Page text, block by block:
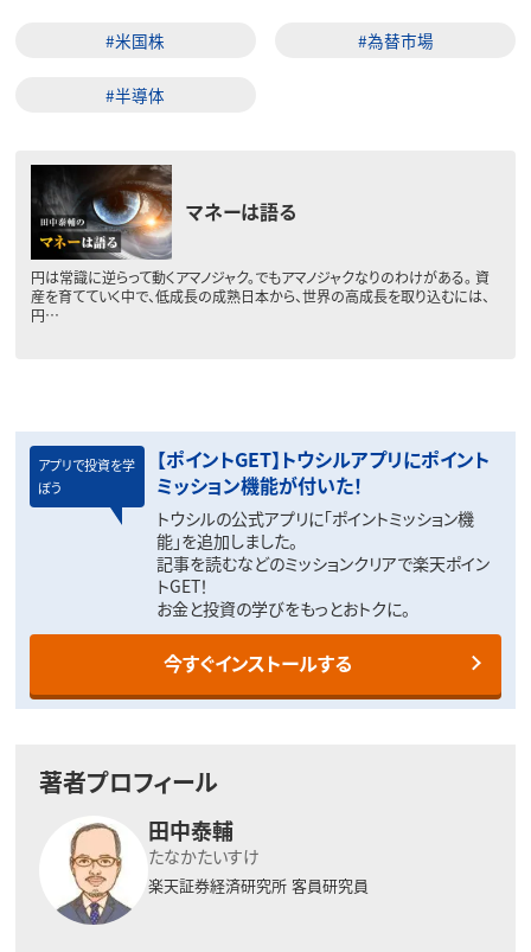
#米国株 #為替市場
#半導体
マネーは語る
円は常識に逆らって動くアマノジャク。でもアマノジャクなりのわけがある。 資
産を育てていく中で、低成長の成熟日本から、世界の高成長を取り込むには、
円…
アプリで投資を学
ぼう
【ポイントGET】トウシルアプリにポイント
ミッション機能が付いた！
トウシルの公式アプリに「ポイントミッション機
能」を追加しました。
記事を読むなどのミッションクリアで楽天ポイン
トGET！
お金と投資の学びをもっとおトクに。
今すぐインストールする
著者プロフィール
田中泰輔
たなかたいすけ
楽天証券経済研究所 客員研究員